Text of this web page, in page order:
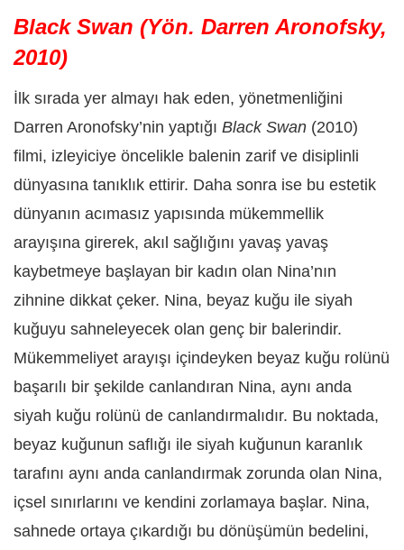
Black Swan (Yön. Darren Aronofsky,
2010)
İlk sırada yer almayı hak eden, yönetmenliğini
Darren Aronofsky’nin yaptığı Black Swan (2010)
filmi, izleyiciye öncelikle balenin zarif ve disiplinli
dünyasına tanıklık ettirir. Daha sonra ise bu estetik
dünyanın acımasız yapısında mükemmellik
arayışına girerek, akıl sağlığını yavaş yavaş
kaybetmeye başlayan bir kadın olan Nina’nın
zihnine dikkat çeker. Nina, beyaz kuğu ile siyah
kuğuyu sahneleyecek olan genç bir balerindir.
Mükemmeliyet arayışı içindeyken beyaz kuğu rolünü
başarılı bir şekilde canlandıran Nina, aynı anda
siyah kuğu rolünü de canlandırmalıdır. Bu noktada,
beyaz kuğunun saflığı ile siyah kuğunun karanlık
tarafını aynı anda canlandırmak zorunda olan Nina,
içsel sınırlarını ve kendini zorlamaya başlar. Nina,
sahnede ortaya çıkardığı bu dönüşümün bedelini,